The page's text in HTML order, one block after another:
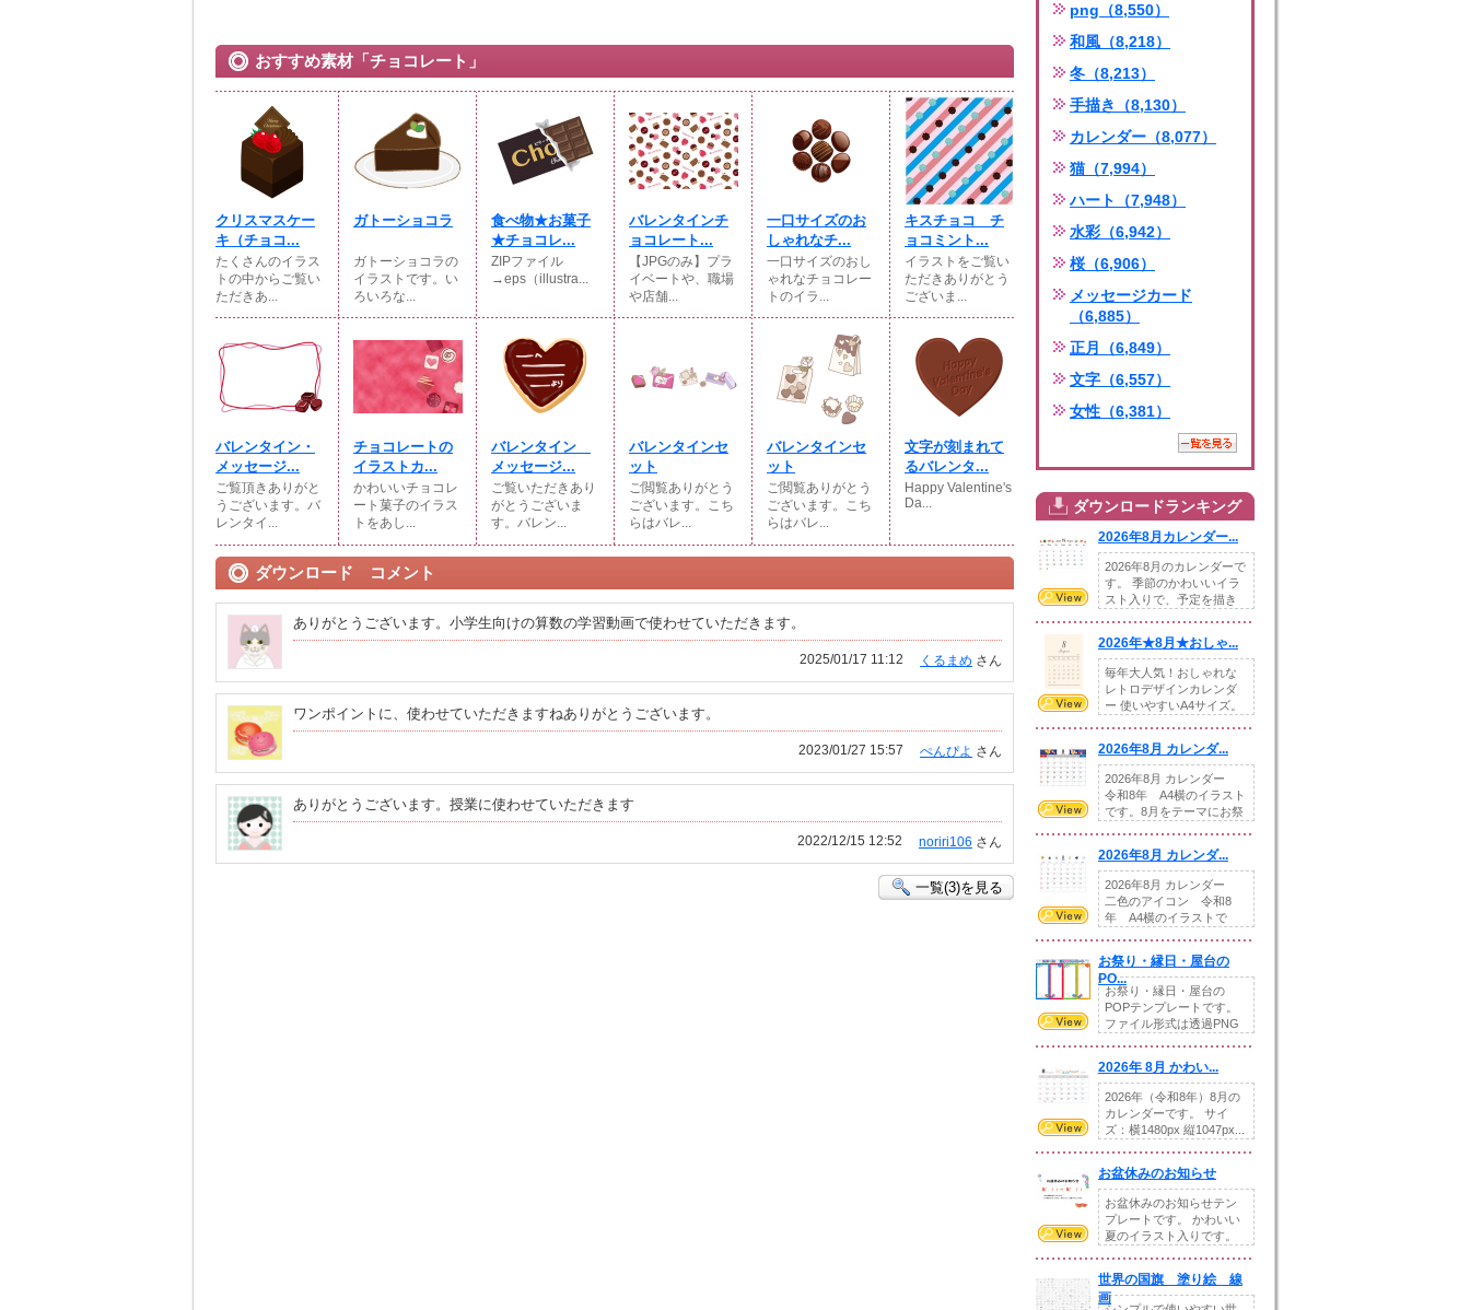
おすすめ素材「チョコレート」
クリスマスケー
キ（チョコ...
たくさんのイラス
トの中からご覧い
ただきあ...
ガトーショコラ
ガトーショコラの
イラストです。い
ろいろな...
食べ物★お菓子
★チョコレ...
ZIPファイル
→eps（illustra...
バレンタインチ
ョコレート...
【JPGのみ】プラ
イベートや、職場
や店舗...
一口サイズのお
しゃれなチ...
一口サイズのおし
ゃれなチョコレー
トのイラ...
キスチョコ チ
ョコミント...
イラストをご覧い
ただきありがとう
ございま...
バレンタイン・
メッセージ...
ご覧頂きありがと
うございます。バ
レンタイ...
チョコレートの
イラストカ...
かわいいチョコレ
ート菓子のイラス
トをあし...
バレンタイン
メッセージ...
ご覧いただきあり
がとうございま
す。バレン...
バレンタインセ
ット
ご閲覧ありがとう
ございます。こち
らはバレ...
バレンタインセ
ット
ご閲覧ありがとう
ございます。こち
らはバレ...
文字が刻まれて
るバレンタ...
Happy Valentine's
Da...
ダウンロード コメント
ありがとうございます。小学生向けの算数の学習動画で使わせていただきます。
くるまめ さん
2025/01/17 11:12
ワンポイントに、使わせていただきますねありがとうございます。
ぺんぴよ さん
2023/01/27 15:57
ありがとうございます。授業に使わせていただきます
noriri106 さん
2022/12/15 12:52
一覧(3)を見る
png（8,550）
和風（8,218）
冬（8,213）
手描き（8,130）
カレンダー（8,077）
猫（7,994）
ハート（7,948）
水彩（6,942）
桜（6,906）
メッセージカード
（6,885）
正月（6,849）
文字（6,557）
女性（6,381）
ダウンロードランキング
2026年8月カレンダー...
2026年8月のカレンダーで
す。 季節のかわいいイラ
スト入りで、予定を描き
2026年★8月★おしゃ...
毎年大人気！おしゃれな
レトロデザインカレンダ
ー 使いやすいA4サイズ。
2026年8月 カレンダ...
2026年8月 カレンダー
令和8年 A4横のイラスト
です。8月をテーマにお祭
2026年8月 カレンダ...
2026年8月 カレンダー
二色のアイコン 令和8
年 A4横のイラストで
お祭り・縁日・屋台の
PO...
お祭り・縁日・屋台の
POPテンプレートです。
ファイル形式は透過PNG
2026年 8月 かわい...
2026年（令和8年）8月の
カレンダーです。 サイ
ズ：横1480px 縦1047px...
お盆休みのお知らせ
お盆休みのお知らせテン
プレートです。 かわいい
夏のイラスト入りです。
世界の国旗 塗り絵 線
画